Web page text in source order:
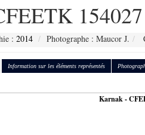
154027
: 2014 Photographe : Maucor J.
Information sur les éléments représentés